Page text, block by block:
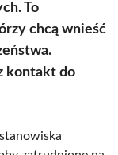
To
chcą wnieść
kontakt do